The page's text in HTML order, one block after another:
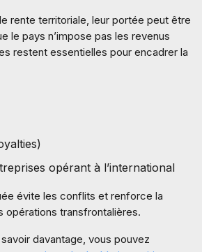
rente territoriale, leur portée peut être
le pays n’impose pas les revenus
restent essentielles pour encadrer la
opérant à l’international
évite les conflits et renforce la
opérations transfrontalières.
davantage, vous pouvez